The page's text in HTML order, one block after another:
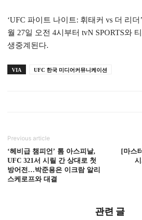
‘UFC 파이트 나이트: 휘태커 vs 더 리
월 27일 오전 4시부터 tvN SPORTS와
생중계된다.
VIA UFC 한국 미디어커뮤니케이션
Previous article
‘헤비급 챔피언’ 톰 아스피날,
UFC 321서 시릴 간 상대로 첫
방어전…박준용은 이크람 알리
스케로프와 대결
[마스
관련 글